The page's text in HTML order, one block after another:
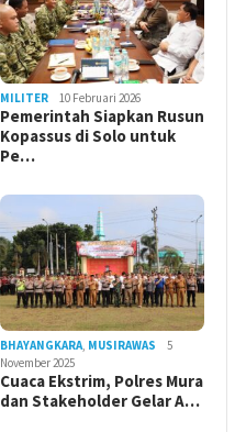
MILITER 10 Februari 2026
Pemerintah Siapkan Rusun
Kopassus di Solo untuk
Pe…
BHAYANGKARA MUSIRAWAS
5
November 2025
Cuaca Ekstrim, Polres Mura
dan Stakeholder Gelar A…